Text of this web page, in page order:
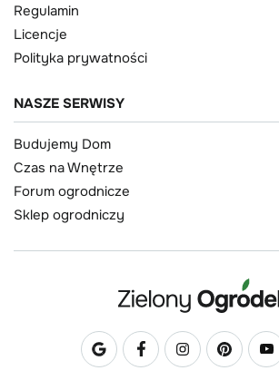
Regulamin
Licencje
Polityka prywatności
NASZE SERWISY
Budujemy Dom
Czas na Wnętrze
Forum ogrodnicze
Sklep ogrodniczy